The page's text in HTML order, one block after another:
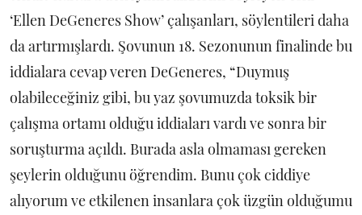
‘Ellen DeGeneres Show’ çalışanları, söylentileri daha
da artırmışlardı. Şovunun 18. Sezonunun finalinde bu
iddialara cevap veren DeGeneres, “Duymuş
olabileceğiniz gibi, bu yaz şovumuzda toksik bir
çalışma ortamı olduğu iddiaları vardı ve sonra bir
soruşturma açıldı. Burada asla olmaması gereken
şeylerin olduğunu öğrendim. Bunu çok ciddiye
alıyorum ve etkilenen insanlara çok üzgün olduğumu